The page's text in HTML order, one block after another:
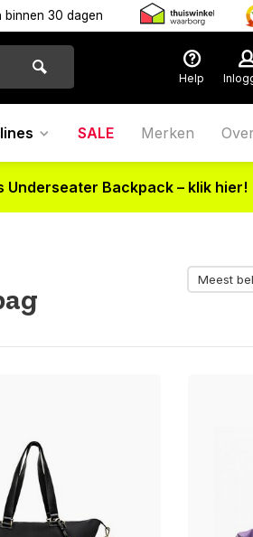
binnen 30 dagen
Help
SALE Merken
Backpack – klik hier!